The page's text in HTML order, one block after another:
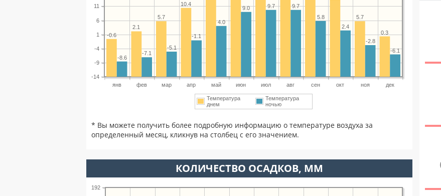
янв фев мар апр май июн июл авг сен окт ноя дек
-14
-9
-4
1
6
11
0.3
5.7
10.4
5.7
2.1
-0.6
-6.1
-2.8
2.4
5.8
9.7
9.7
9.0
4.0
-1.1
-5.1
-7.1
-8.6
Температура
днем
Температура
ночью
* Вы можете получить более подробную информацию о температуре воздуха за
определенный месяц, кликнув на столбец с его значением.
КОЛИЧЕСТВО ОСАДКОВ, ММ
192